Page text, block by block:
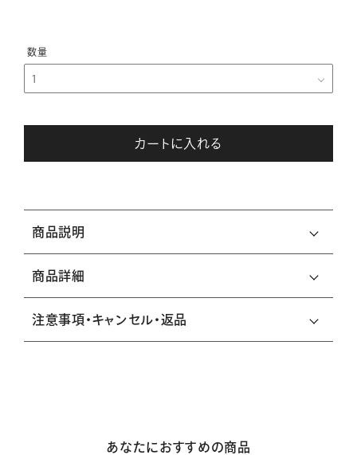
カートに入れる
商品説明
商品詳細
注意事項・キャンセル・返品
あなたにおすすめの商品